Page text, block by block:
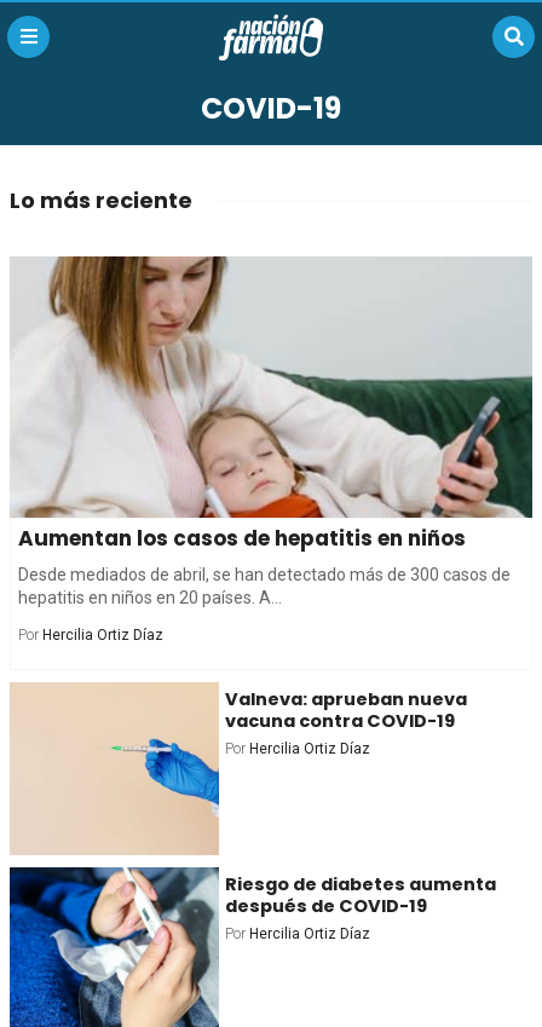
COVID-19
Lo más reciente
Aumentan los casos de hepatitis en niños
Desde mediados de abril, se han detectado más de 300 casos de
hepatitis en niños en 20 países. A...
Por Hercilia Ortiz Díaz
Valneva: aprueban nueva
vacuna contra COVID-19
Por Hercilia Ortiz Díaz
Riesgo de diabetes aumenta
después de COVID-19
Por Hercilia Ortiz Díaz